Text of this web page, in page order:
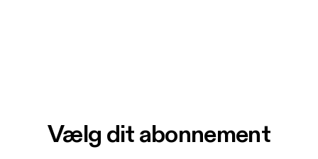
Vælg dit abonnement